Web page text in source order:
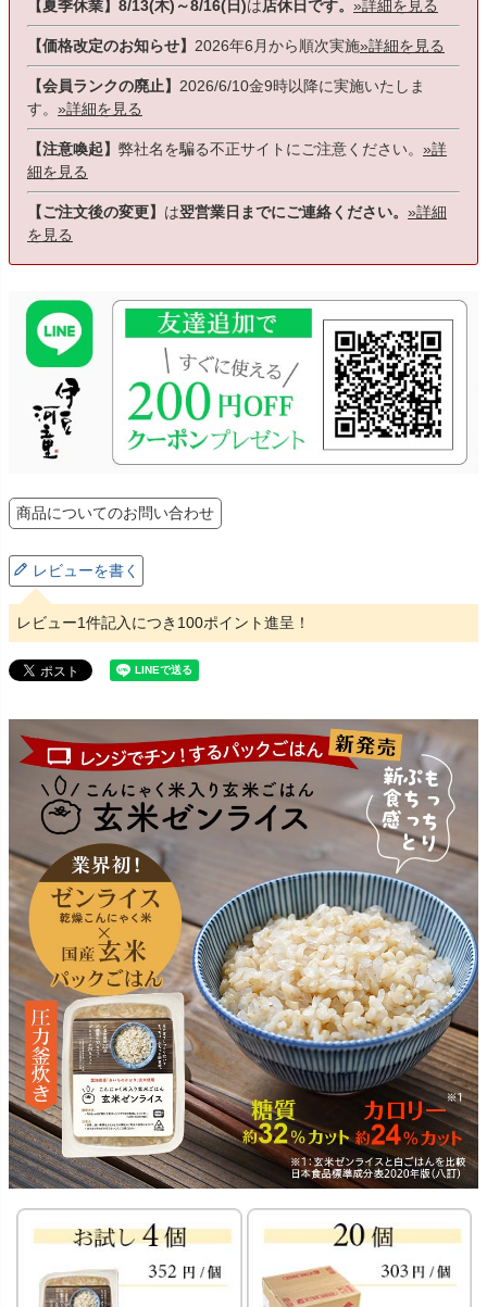
【夏季休業】8/13(木)～8/16(日)は店休日です。 »詳細を見る
【価格改定のお知らせ】 2026年6月から順次実施»詳細を見る
【会員ランクの廃止】 2026/6/10金9時以降に実施いたしま
す。 »詳細を見る
【注意喚起】 弊社名を騙る不正サイトにご注意ください。 »詳
細を見る
【ご注文後の変更】 は翌営業日までにご連絡ください。 »詳細
を見る
商品についてのお問い合わせ
レビューを書く
レビュー1件記入につき100ポイント進呈！